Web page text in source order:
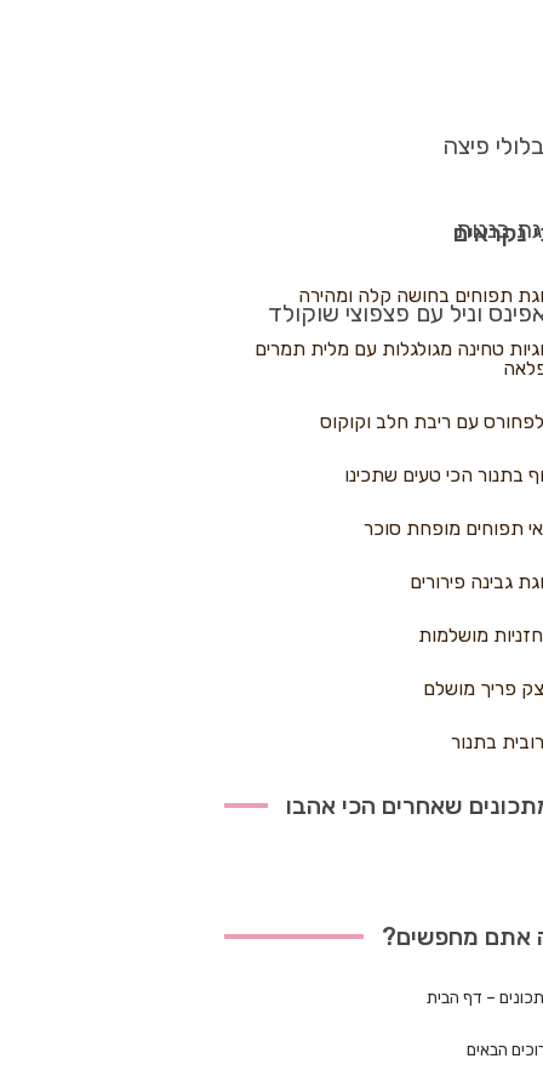
פיצה
בננות
וניל עם פצפוצי שוקולד
נקראים
תפוחים בחושה קלה ומהירה
טחינה מגולגלות עם מלית תמרים
עם ריבת חלב וקוקוס
בתנור הכי טעים שתכינו
תפוחים מופחת סוכר
גבינה פירורים
מושלמות
פריך מושלם
בתנור
שאחרים הכי אהבו
אתם מחפשים?
– דף הבית
הבאים